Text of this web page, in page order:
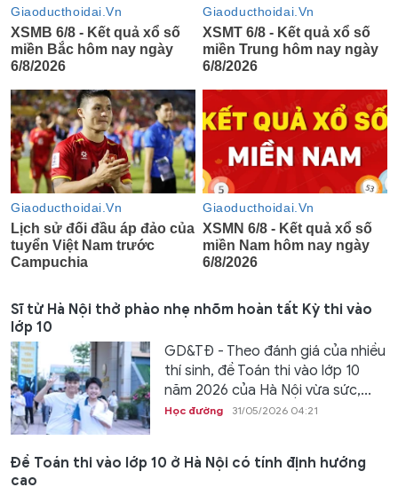
Sĩ tử Hà Nội thở phào nhẹ nhõm hoàn tất Kỳ thi vào
lớp 10
GD&TĐ - Theo đánh giá của nhiều
thí sinh, đề Toán thi vào lớp 10
năm 2026 của Hà Nội vừa sức,...
Học đường 31/05/2026 04:21
Đề Toán thi vào lớp 10 ở Hà Nội có tính định hướng
cao